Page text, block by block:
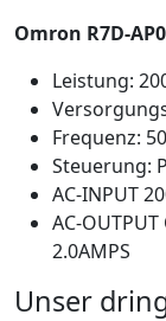
Omron R7D-
Leistung:
Frequenz:
Steuerung:
AC-INPUT
AC-
2.0AMPS
Unser